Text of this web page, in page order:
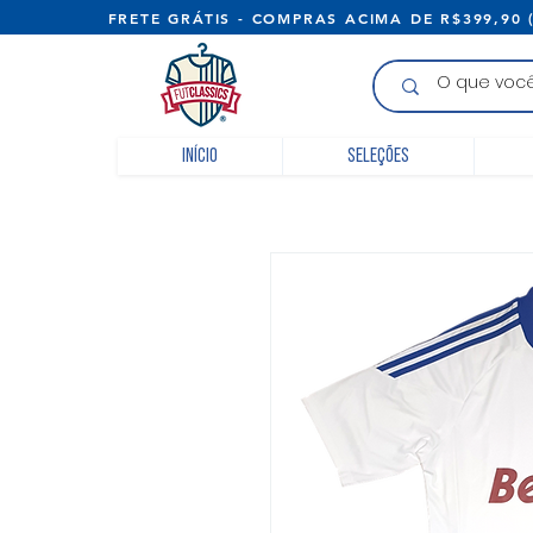
FRETE GRÁTIS - COMPRAS
Início Seleções